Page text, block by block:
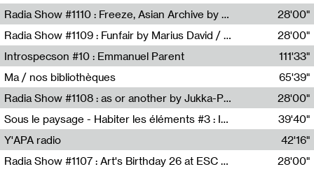
Resonance
Radia Show #1110 : Freeze, Asian Archive by Avita Maheen / Radio Worm
Radio WORM
28'00"
Radia Show #1109 : Funfair by Marius David / JET FM
Jet FM
28'00"
Introspecson #10 : Emmanuel Parent
Pierre Henry,Emmanuel Parent
111'33"
Ma / nos bibliothèques
Sarah Tritz,Elene Lapiashivili,Justin Marconnet,Mateo Cuche,Esther Lechevalier,Suzie Lecroart,Romance Castelet
65'39"
Radia Show #1108 : as or another by Jukka-Pekka Kervinen / Rádio Zero
Radio Zero
28'00"
Sous le paysage - Habiter les éléments #3 : Interprétations, rituels et symboliques des éléments
Nastassja Martin
39'40"
Y'APA radio
Pierrick Mouton
42'16"
Radia Show #1107 : Art's Birthday 26 at ESC - Medien Kunst Labor
28'00"